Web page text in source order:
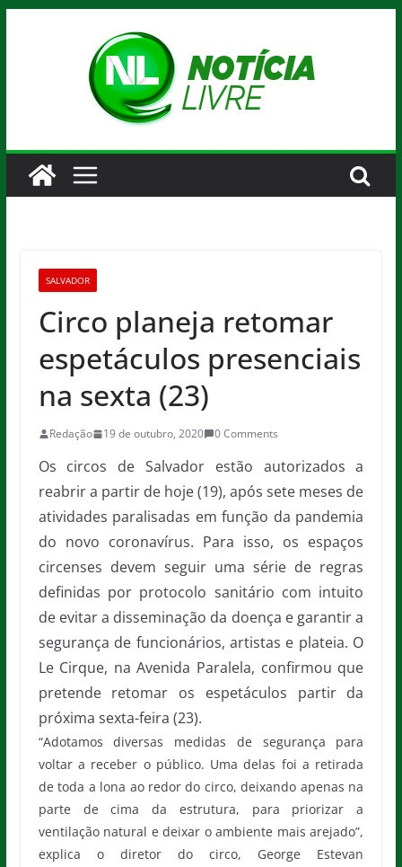
SALVADOR
Circo planeja retomar
espetáculos presenciais
na sexta (23)
Redação 19 de outubro, 2020 0 Comments
Os circos de Salvador estão autorizados a
reabrir a partir de hoje (19), após sete meses de
atividades paralisadas em função da pandemia
do novo coronavírus. Para isso, os espaços
circenses devem seguir uma série de regras
definidas por protocolo sanitário com intuito
de evitar a disseminação da doença e garantir a
segurança de funcionários, artistas e plateia. O
Le Cirque, na Avenida Paralela, confirmou que
pretende retomar os espetáculos partir da
próxima sexta-feira (23).
“Adotamos diversas medidas de segurança para
voltar a receber o público. Uma delas foi a retirada
de toda a lona ao redor do circo, deixando apenas na
parte de cima da estrutura, para priorizar a
ventilação natural e deixar o ambiente mais arejado”,
explica o diretor do circo, George Estevan